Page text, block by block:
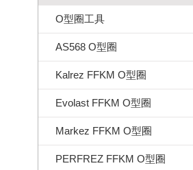
O型圈工具
AS568 O型圈
Kalrez FFKM O型圈
Evolast FFKM O型圈
Markez FFKM O型圈
PERFREZ FFKM O型圈